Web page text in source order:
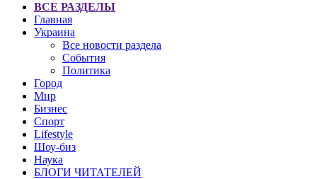
ВСЕ РАЗДЕЛЫ
Главная
Украина
Все новости раздела
События
Политика
Город
Мир
Бизнес
Спорт
Lifestyle
Шоу-биз
Наука
БЛОГИ ЧИТАТЕЛЕЙ